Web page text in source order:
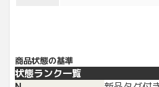
商品状態の基準
状態ランク一覧